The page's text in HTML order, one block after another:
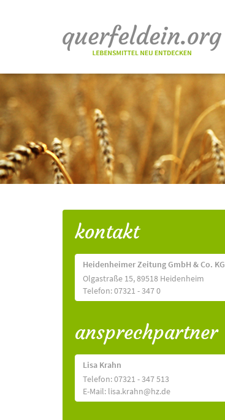
kontakt
Heidenheimer Zeitung GmbH & Co. KG
Olgastraße 15, 89518 Heidenheim
Telefon: 07321 - 347 0
ansprechpartner
Lisa Krahn
Telefon: 07321 - 347 513
E-Mail: lisa.krahn@hz.de